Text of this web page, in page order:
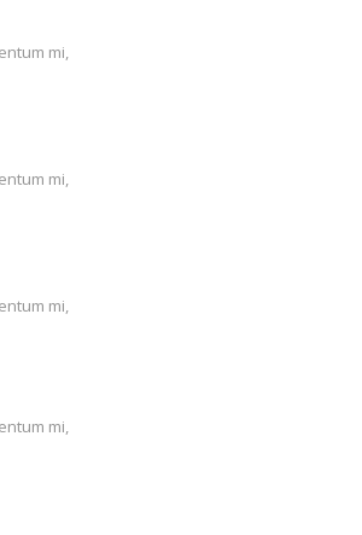
mi,
mi,
mi,
mi,